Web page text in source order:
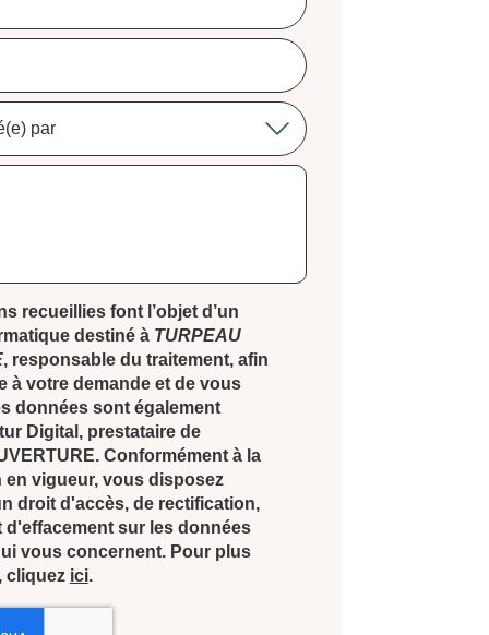
recueillies font l’objet d’un
destiné àTURPEAU
, responsable du traitement, afin
à votre demande et de vous
données sont également
Digital, prestataire de
Conformément à la
en vigueur, vous disposez
droit d'accès, de rectification,
sur les données
vous concernent. Pour plus
cliquez ici.